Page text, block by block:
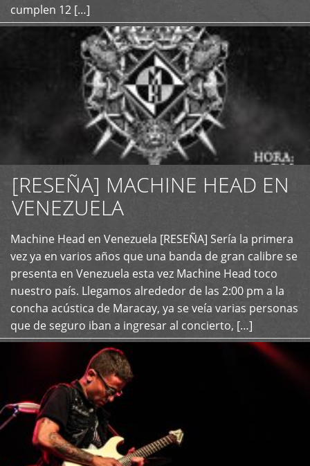
cumplen 12 […]
[RESEÑA] MACHINE HEAD EN
VENEZUELA
Machine Head en Venezuela [RESEÑA] Sería la primera
vez ya en varios años que una banda de gran calibre se
presenta en Venezuela esta vez Machine Head toco
nuestro país. Llegamos alrededor de las 2:00 pm a la
concha acústica de Maracay, ya se veía varias personas
que de seguro iban a ingresar al concierto, […]
+